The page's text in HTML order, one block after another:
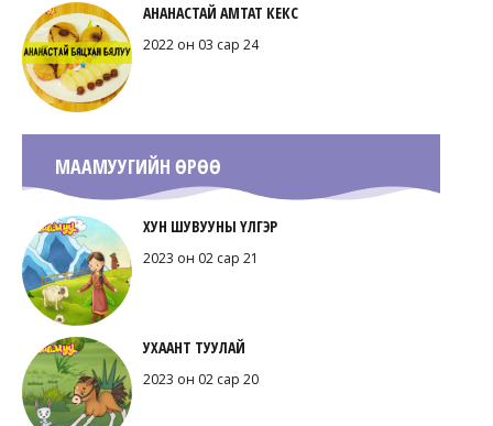
АНАНАСТАЙ АМТАТ КЕКС
2022 он 03 сар 24
МААМУУГИЙН ӨРӨӨ
ХУН ШУВУУНЫ ҮЛГЭР
2023 он 02 сар 21
УХААНТ ТУУЛАЙ
2023 он 02 сар 20